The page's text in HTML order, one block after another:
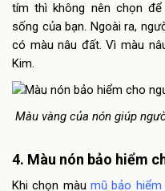
tím thì không nên chọn
sống của bạn. Ngoài ra,
có màu nâu đất. Vì màu
Kim.
Màu vàng của nón giúp
4. Màu nón bảo hiểm
Khi chọn màu mũ bảo hiểm